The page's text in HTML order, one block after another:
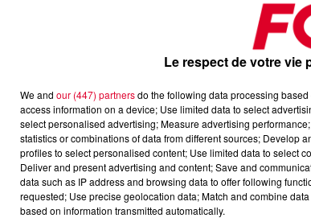
Le respect de votre vie
We and our (447) partnersdo the following data processing
access information on a device; Use limited data to select
select personalised advertising; Measure advertising
statistics or combinations of data from different sources; Develop
profiles to select personalised content; Use limited data to select
Deliver and present advertising and content; Save and
data such as IP address and browsing data to offer following
requested; Use precise geolocation data; Match and combine
based on information transmitted automatically.